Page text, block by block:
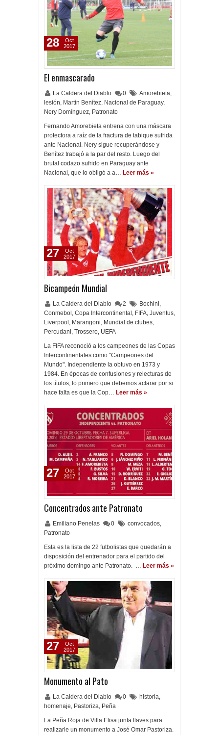
El enmascarado
La Caldera del Diablo 0 Amorebieta,
lesión, Martín Benítez, Nacional de Paraguay,
Nery Domínguez, Patronato
Fernando Amorebieta entrena con una máscara
protectora a raíz de la fractura de tabique sufrida
ante Nacional. Nery sigue recuperándose y
Benítez trabajó a la par del resto. Luego del
brutal codazo sufrido en Paraguay ante
Nacional, que lo obligó a a… Leer más »
28
Oct
2017
Bicampeón Mundial
La Caldera del Diablo 2 Bochini,
Conmebol , Copa Intercontinental , FIFA, Juventus,
Liverpool , Marangoni, Mundial de clubes,
Percudani, Trossero, UEFA
La FIFA reconoció a los campeones de las Copas
Intercontinentales como "Campeones del
Mundo". Independiente la obtuvo en 1973 y
1984. En épocas de confusiones y relecturas de
los títulos, lo primero que debemos aclarar por si
hace falta es que la Cop… Leer más »
27
Oct
2017
Concentrados ante Patronato
Emiliano Penelas 0 convocados,
Patronato
Esta es la lista de 22 futbolistas que quedarán a
disposición del entrenador para el partido del
próximo domingo ante Patronato. … Leer más »
27
Oct
2017
Monumento al Pato
La Caldera del Diablo 0 historia,
homenaje, Pastoriza, Peña
La Peña Roja de Villa Elisa junta llaves para
realizarle un monumento a José Omar Pastoriza.
27
Oct
2017